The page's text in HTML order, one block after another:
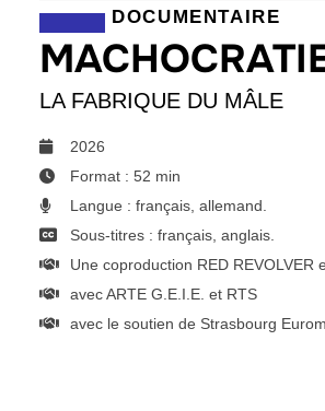
DOCUMENTAIRE
LA FABRIQUE DU MÂLE
2026
Format : 52 min
Langue : français, allemand.
Sous-titres : français, anglais.
Une coproduction RED REVOLVER
avec ARTE G.E.I.E. et RTS
avec le soutien de Strasbourg